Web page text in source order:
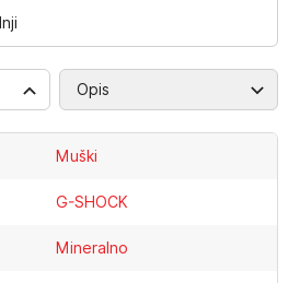
Opis
Muški
G-SHOCK
Mineralno